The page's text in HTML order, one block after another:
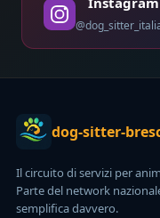
dog-sitter-
Il circuito di servizi per
Parte del network
semplifica davvero.